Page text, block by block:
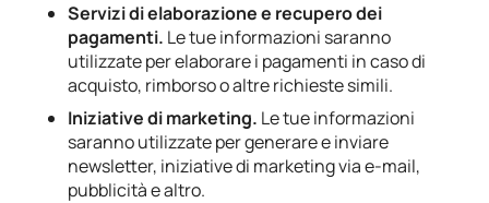
Servizi di elaborazione e recupero dei
pagamenti. Le tue informazioni saranno
utilizzate per elaborare i pagamenti in caso di
acquisto, rimborso o altre richieste simili.
Iniziative di marketing. Le tue informazioni
saranno utilizzate per generare e inviare
newsletter, iniziative di marketing via e-mail,
pubblicità e altro.